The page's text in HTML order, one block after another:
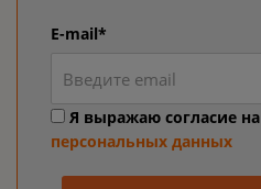
E-mail*
Я выражаю согласие на
персональных данных